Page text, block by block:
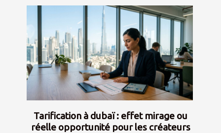
Tarification à dubaï : effet mirage ou
réelle opportunité pour les créateurs